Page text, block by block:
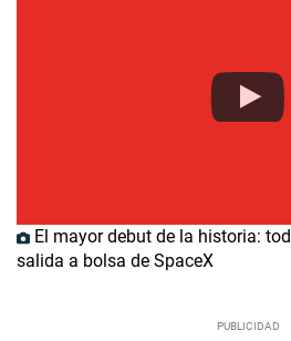
El mayor debut de la historia:
salida a bolsa de SpaceX